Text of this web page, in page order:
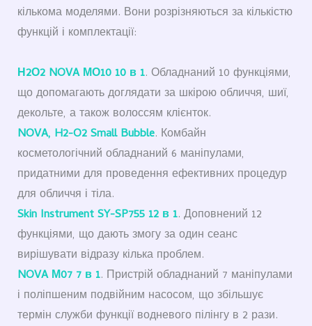
кількома моделями. Вони розрізняються за кількістю
функцій і комплектації:
Н2О2 NOVA МО10 10 в 1. Обладнаний 10 функціями,
що допомагають доглядати за шкірою обличчя, шиї,
декольте, а також волоссям клієнток.
NOVA, H2-O2 Small Bubble. Комбайн
косметологічний обладнаний 6 маніпулами,
придатними для проведення ефективних процедур
для обличчя і тіла.
Skin Instrument SY-SP755 12 в 1. Доповнений 12
функціями, що дають змогу за один сеанс
вирішувати відразу кілька проблем.
NOVA М07 7 в 1. Пристрій обладнаний 7 маніпулами
і поліпшеним подвійним насосом, що збільшує
термін служби функції водневого пілінгу в 2 рази.